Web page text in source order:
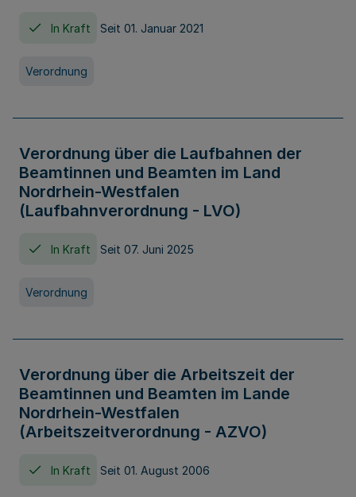
In Kraft Seit 01. Januar 2021
Verordnung
Verordnung über die Laufbahnen der
Beamtinnen und Beamten im Land
Nordrhein-Westfalen
(Laufbahnverordnung - LVO)
In Kraft Seit 07. Juni 2025
Verordnung
Verordnung über die Arbeitszeit der
Beamtinnen und Beamten im Lande
Nordrhein-Westfalen
(Arbeitszeitverordnung - AZVO)
In Kraft Seit 01. August 2006